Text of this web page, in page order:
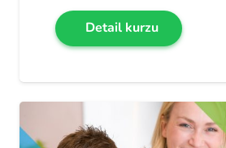
Detail kurzu